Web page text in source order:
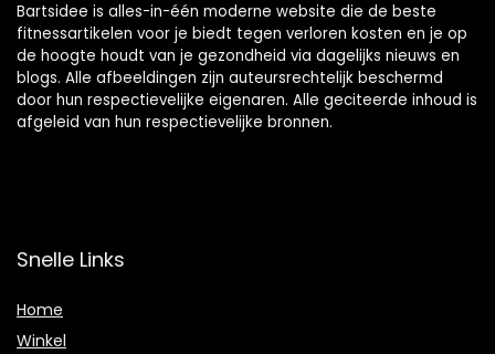
Bartsidee is alles-in-één moderne website die de beste
fitnessartikelen voor je biedt tegen verloren kosten en je op
de hoogte houdt van je gezondheid via dagelijks nieuws en
blogs. Alle afbeeldingen zijn auteursrechtelijk beschermd
door hun respectievelijke eigenaren. Alle geciteerde inhoud is
afgeleid van hun respectievelijke bronnen.
Snelle Links
Home
Winkel